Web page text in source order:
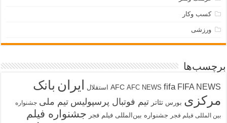
کسب وکار
ورزشی
برچسب‌ها
AFC AFC NEWS fifa FIFA NEWS استقلال ایران بانک
مرکزی بورس تئاتر تیم فوتبال پرسپولیس تیم ملی جشنواره
بین المللی فیلم فجر جشنواره بین‌المللی فیلم فجر جشنواره فیلم